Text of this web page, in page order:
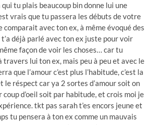
qui tu plais beaucoup bin donne lui une
vrais que tu passera les débuts de votre
comparait avec ton ex, à même évoqué des
déjà parlé avec ton ex juste pour voir
façon de voir les choses… car tu
travers lui ton ex, mais peu à peu et avec le
que l’amour c’est plus l’habitude, c’est la
le réspect car ya 2 sortes d’amour soit on
coup d’oeil soit par habitude, et crois moi je
tkt pas sarah t’es encors jeune et
tu pensera à ton ex comme un mauvais